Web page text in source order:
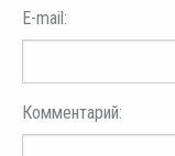
E-mail:
Комментарий: